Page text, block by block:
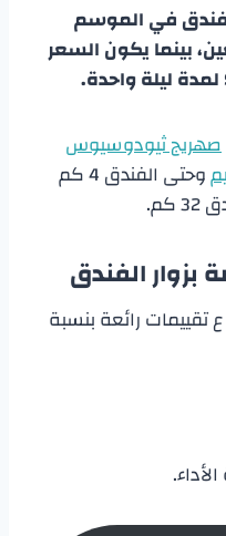
في الموسم
بالغين، بينما يكون السعر
صهريج ثيودوسيوس
وحتى الفندق 4 كم
بزوار الفندق
تقييمات رائعة بنسبة